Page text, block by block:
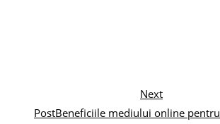
Next
PostBeneficiile mediului online pentru